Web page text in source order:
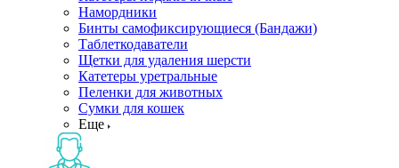
Намордники
Бинты самофиксирующиеся (Бандажи)
Таблеткодаватели
Щетки для удаления шерсти
Катетеры уретральные
Пеленки для животных
Сумки для кошек
Еще